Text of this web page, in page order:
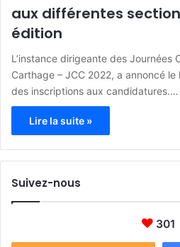
aux différentes
édition
L’instance dirigeante des Journées
Carthage – JCC 2022, a annoncé le
des inscriptions aux candidatures.…
Lire la suite »
Suivez-nous
301